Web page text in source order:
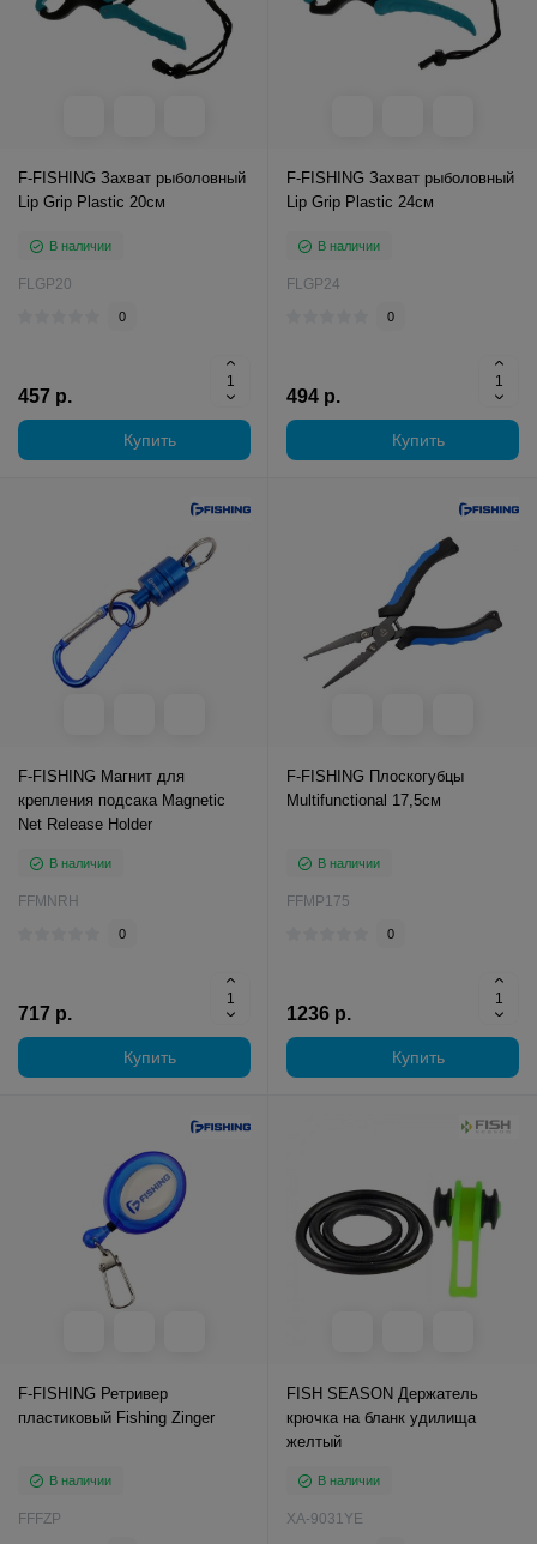
F-FISHING Захват рыболовный
Lip Grip Plastic 20см
В наличии
FLGP20
0
457 р.
Купить
F-FISHING Захват рыболовный
Lip Grip Plastic 24см
В наличии
FLGP24
0
494 р.
Купить
F-FISHING Магнит для
крепления подсака Magnetic
Net Release Holder
В наличии
FFMNRH
0
717 р.
Купить
F-FISHING Плоскогубцы
Multifunctional 17,5см
В наличии
FFMP175
0
1236 р.
Купить
F-FISHING Ретривер
пластиковый Fishing Zinger
В наличии
FFFZP
FISH SEASON Держатель
крючка на бланк удилища
желтый
В наличии
XA-9031YE